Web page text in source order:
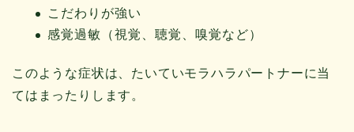
こだわりが強い
感覚過敏（視覚、聴覚、嗅覚など）
このような症状は、たいていモラハラパートナーに当
てはまったりします。